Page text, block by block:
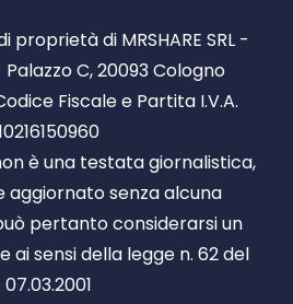
di MRSHARE SRL -
Palazzo C, 20093 Cologno
Fiscale e Partita I.V.A.
è una testata giornalistica,
aggiornato senza alcuna
pertanto considerarsi un
sensi della legge n. 62 del
07.03.2001